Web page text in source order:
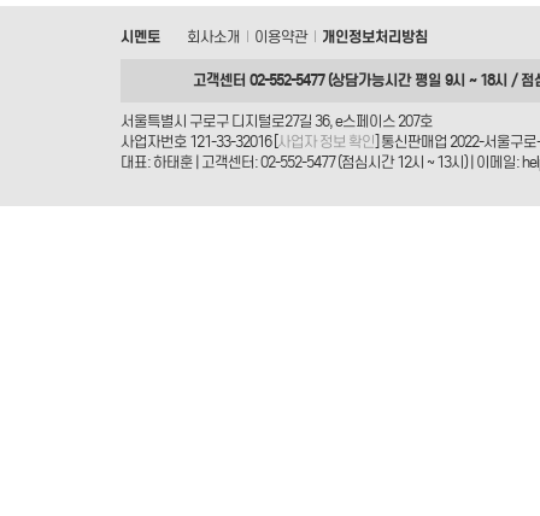
시멘토 회사소개 이용약관 개인정보처리방침
고객센터 02-552-5477 (상담가능시간 평일 9시 ~ 18시 / 점
서울특별시 구로구 디지털로27길 36, e스페이스 207호
사업자번호 121-33-32016 [ 사업자 정보 확인 ] 통신판매업 2022-서울구
대표: 하태훈 | 고객센터: 02-552-5477 (점심시간 12시 ~ 13시) | 이메일: